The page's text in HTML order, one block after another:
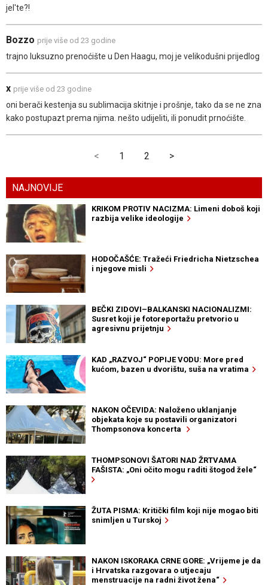
jel'te?!
Bozzo prije više od 23 godine
trajno luksuzno prenoćište u Den Haagu, moj je velikodušni prijedlog
x prije više od 23 godine
oni berači kestenja su sublimacija skitnje i prošnje, tako da se ne zna
kako postupazt prema njima. nešto udijeliti, ili ponudit prnoćište.
< 1 2 >
NAJNOVIJE
KRIKOM PROTIV NACIZMA: Limeni doboš koji
razbija velike ideologije
HODOČAŠĆE: Tražeći Friedricha Nietzschea
i njegove misli
BEČKI ZIDOVI–BALKANSKI NACIONALIZMI:
Susret koji je fotoreportažu pretvorio u
agresivnu prijetnju
KAD „RAZVOJ“ POPIJE VODU: More pred
kućom, bazen u dvorištu, suša na vratima
NAKON OČEVIDA: Naloženo uklanjanje
objekata koje su postavili organizatori
Thompsonova koncerta
THOMPSONOVI ŠATORI NAD ŽRTVAMA
FAŠISTA: „Oni očito mogu raditi štogod žele“
ŽUTA PISMA: Kritički film koji nije mogao biti
snimljen u Turskoj
NAKON ISKORAKA CRNE GORE: „Vrijeme je da
i Hrvatska razgovara o utjecaju
menstruacije na radni život žena“